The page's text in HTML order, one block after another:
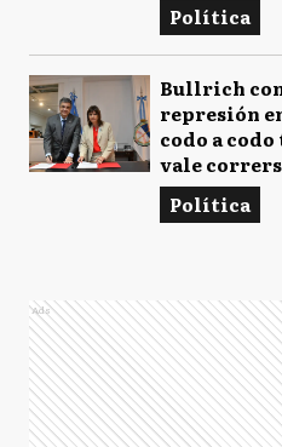
Política
Bullrich
represión
codo a
vale
Política
Ads